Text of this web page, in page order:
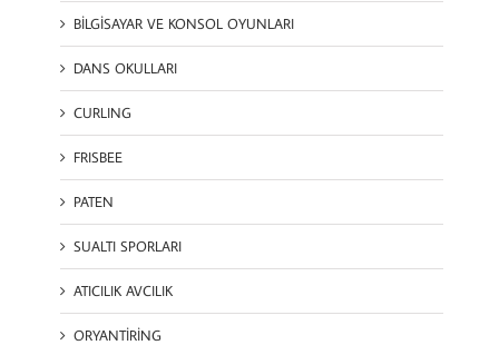
BİLGİSAYAR VE KONSOL OYUNLARI
DANS OKULLARI
CURLING
FRISBEE
PATEN
SUALTI SPORLARI
ATICILIK AVCILIK
ORYANTİRİNG